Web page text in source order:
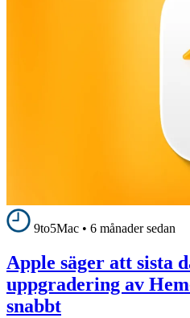
9to5Mac • 6 månader sedan
Apple säger att sista
uppgradering av
snabbt